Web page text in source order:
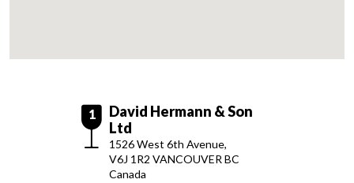
1
David Hermann & Son
Ltd
1526 West 6th Avenue,
V6J 1R2 VANCOUVER BC
Canada